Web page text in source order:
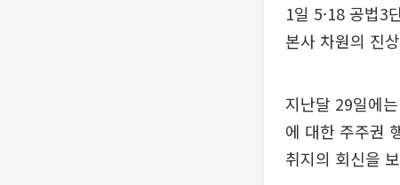
1일 5·18 공법3
본사 차원의 진
지난달 29일에
에 대한 주주권
취지의 회신을